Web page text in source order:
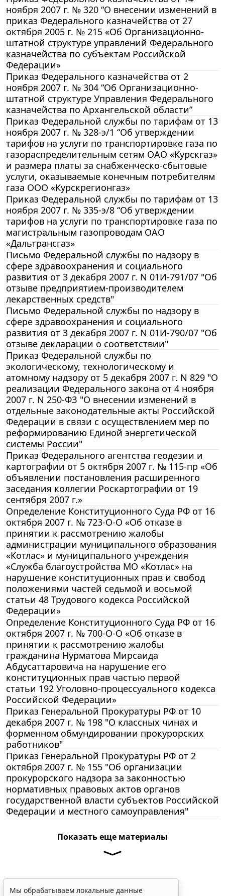
ноября 2007 г. № 320 “О внесении изменений в
приказ Федерального казначейства от 27
октября 2005 г. № 215 «Об Организационно-
штатной структуре управлений Федерального
казначейства по субъектам Российской
Федерации»
Приказ Федерального казначейства от 2
ноября 2007 г. № 304 “Об Организационно-
штатной структуре Управления Федерального
казначейства по Архангельской области”
Приказ Федеральной службы по тарифам от 13
ноября 2007 г. № 328-э/1 “Об утверждении
тарифов на услуги по транспортировке газа по
газораспределительным сетям ОАО «Курскгаз»
и размера платы за снабженческо-сбытовые
услуги, оказываемые конечным потребителям
газа ООО «Курскрегионгаз»
Приказ Федеральной службы по тарифам от 13
ноября 2007 г. № 335-э/8 “Об утверждении
тарифов на услуги по транспортировке газа по
магистральным газопроводам ОАО
«Дальтрансгаз»
Письмо Федеральной службы по надзору в
сфере здравоохранения и социального
развития от 3 декабря 2007 г. N 01И-791/07 "Об
отзыве предприятием-производителем
лекарственных средств"
Письмо Федеральной службы по надзору в
сфере здравоохранения и социального
развития от 3 декабря 2007 г. N 01И-790/07 "Об
отзыве декларации о соответствии"
Приказ Федеральной службы по
экологическому, технологическому и
атомному надзору от 5 декабря 2007 г. N 829 "О
реализации Федерального закона от 4 ноября
2007 г. N 250-ФЗ "О внесении изменений в
отдельные законодательные акты Российской
Федерации в связи с осуществлением мер по
реформированию Единой энергетической
системы России"
Приказ Федерального агентства геодезии и
картографии от 5 октября 2007 г. № 115-пр «Об
объявлении постановления расширенного
заседания коллегии Роскартографии от 19
сентября 2007 г.»
Определение Конституционного Суда РФ от 16
октября 2007 г. № 723-О-О «Об отказе в
принятии к рассмотрению жалобы
администрации муниципального образования
«Котлас» и муниципального учреждения
«Служба благоустройства МО «Котлас» на
нарушение конституционных прав и свобод
положениями частей седьмой и восьмой
статьи 48 Трудового кодекса Российской
Федерации»
Определение Конституционного Суда РФ от 16
октября 2007 г. № 700-О-О «Об отказе в
принятии к рассмотрению жалобы
гражданина Нурматова Мирсаида
Абдусаттаровича на нарушение его
конституционных прав частью первой
статьи 192 Уголовно-процессуального кодекса
Российской Федерации»
Приказ Генеральной Прокуратуры РФ от 10
декабря 2007 г. № 198 "О классных чинах и
форменном обмундировании прокурорских
работников"
Приказ Генеральной Прокуратуры РФ от 2
октября 2007 г. № 155 "Об организации
прокурорского надзора за законностью
нормативных правовых актов органов
государственной власти субъектов Российской
Федерации и местного самоуправления"
Показать еще материалы
Мы обрабатываем локальные данные